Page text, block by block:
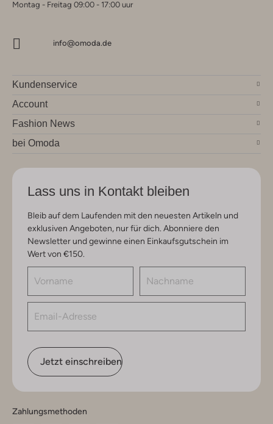
Montag - Freitag 09:00 - 17:00 uur
info@omoda.de
Kundenservice
Account
Fashion News
bei Omoda
Lass uns in Kontakt bleiben
Bleib auf dem Laufenden mit den neuesten Artikeln und
exklusiven Angeboten, nur für dich. Abonniere den
Newsletter und gewinne einen Einkaufsgutschein im
Wert von €150.
Jetzt einschreiben
Zahlungsmethoden